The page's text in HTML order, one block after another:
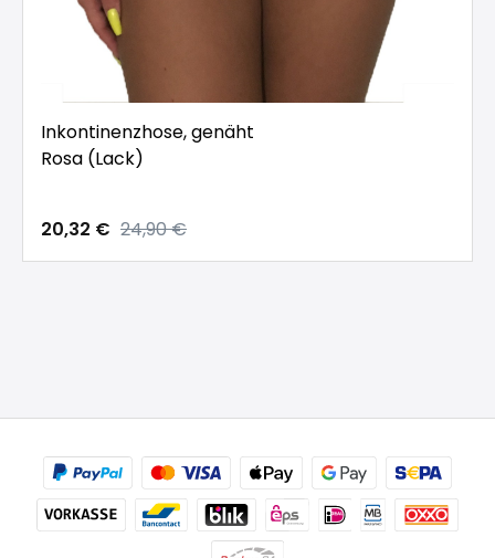
Inkontinenzhose, genäht
Rosa (Lack)
20,32 € 24,90 €